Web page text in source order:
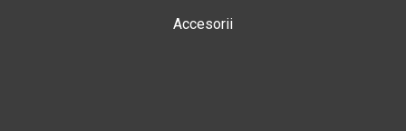
Accesorii